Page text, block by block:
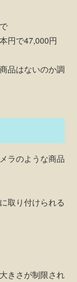
円で47,000円
品はないのか調
ラのような商品
取り付けられる
きさが制限され